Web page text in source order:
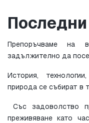
Препоръчваме на
задължително да
История,
природа се събират в
Със задоволство предлагаме на нашите гости това
преживяване като